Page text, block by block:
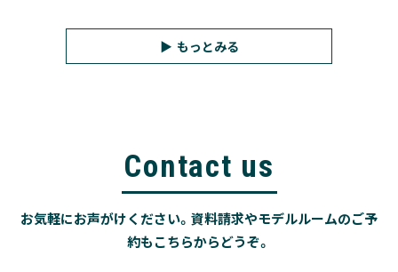
もっとみる
Contact us
お気軽にお声がけください。資料請求やモデルルームのご予
約もこちらからどうぞ。